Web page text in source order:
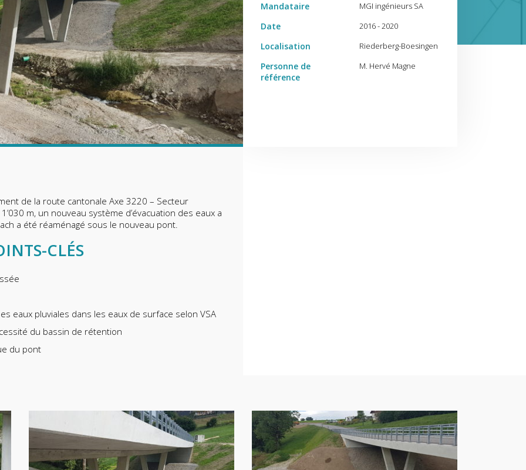
Mandataire MGI ingénieurs SA
Date 2016 - 2020
Localisation Riederberg-Boesingen
Personne de
référence
M. Hervé Magne
de la route cantonale Axe 3220 – Secteur
m, un nouveau système d’évacuation des eaux a
a été réaménagé sous le nouveau pont.
CLÉS
eaux pluviales dans les eaux de surface selon VSA
du bassin de rétention
du pont